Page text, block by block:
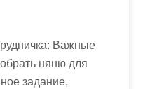
Важные
няню для
задание,